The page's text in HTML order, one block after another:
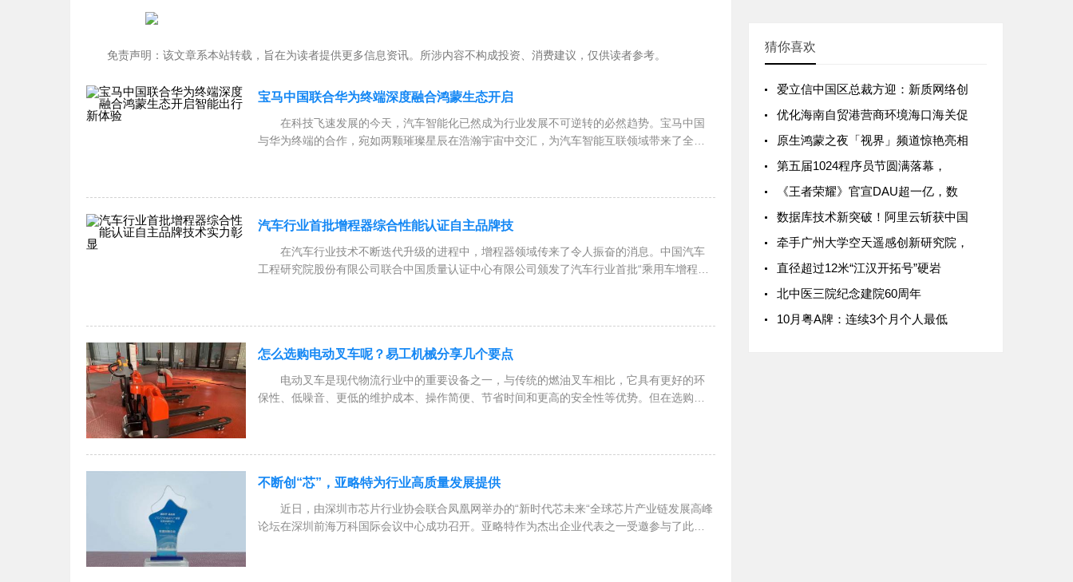
免责声明：该文章系本站转载，旨在为读者提供更多信息资讯。所涉内容不构成投资、消费建议，仅供读者参考。
宝马中国联合华为终端深度融合鸿蒙生态开启
在科技飞速发展的今天，汽车智能化已然成为行业发展不可逆转的必然趋势。宝马中国
与华为终端的合作，宛如两颗璀璨星辰在浩瀚宇宙中交汇，为汽车智能互联领域带来了全新
汽车行业首批增程器综合性能认证自主品牌技
在汽车行业技术不断迭代升级的进程中，增程器领域传来了令人振奋的消息。中国汽车
工程研究院股份有限公司联合中国质量认证中心有限公司颁发了汽车行业首批“乘用车增程器
怎么选购电动叉车呢？易工机械分享几个要点
电动叉车是现代物流行业中的重要设备之一，与传统的燃油叉车相比，它具有更好的环
保性、低噪音、更低的维护成本、操作简便、节省时间和更高的安全性等优势。但在选购电
不断创“芯”，亚略特为行业高质量发展提供
近日，由深圳市芯片行业协会联合凤凰网举办的“新时代芯未来“全球芯片产业链发展高峰
论坛在深圳前海万科国际会议中心成功召开。亚略特作为杰出企业代表之一受邀参与了此次
猜你喜欢
爱立信中国区总裁方迎：新质网络创
优化海南自贸港营商环境海口海关促
原生鸿蒙之夜「视界」频道惊艳亮相
第五届1024程序员节圆满落幕，
《王者荣耀》官宣DAU超一亿，数
数据库技术新突破！阿里云斩获中国
牵手广州大学空天遥感创新研究院，
直径超过12米“江汉开拓号”硬岩
北中医三院纪念建院60周年
10月粤A牌：连续3个月个人最低